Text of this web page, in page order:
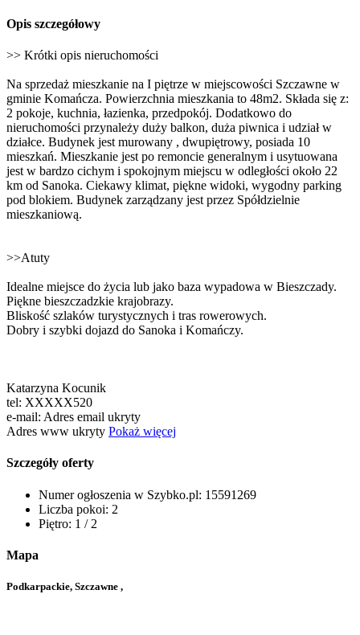
Opis szczegółowy
>> Krótki opis nieruchomości
Na sprzedaż mieszkanie na I piętrze w miejscowości Szczawne w
gminie Komańcza. Powierzchnia mieszkania to 48m2. Składa się z:
2 pokoje, kuchnia, łazienka, przedpokój. Dodatkowo do
nieruchomości przynależy duży balkon, duża piwnica i udział w
działce. Budynek jest murowany , dwupiętrowy, posiada 10
mieszkań. Mieszkanie jest po remoncie generalnym i usytuowana
jest w bardzo cichym i spokojnym miejscu w odległości około 22
km od Sanoka. Ciekawy klimat, piękne widoki, wygodny parking
pod blokiem. Budynek zarządzany jest przez Spółdzielnie
mieszkaniową.
>>Atuty
Idealne miejsce do życia lub jako baza wypadowa w Bieszczady.
Piękne bieszczadzkie krajobrazy.
Bliskość szlaków turystycznych i tras rowerowych.
Dobry i szybki dojazd do Sanoka i Komańczy.
Katarzyna Kocunik
tel: XXXXX520
e-mail: Adres email ukryty
Adres www ukryty Pokaż więcej
Szczegóły oferty
Numer ogłoszenia w Szybko.pl: 15591269
Liczba pokoi: 2
Piętro: 1 / 2
Mapa
Podkarpackie, Szczawne ,